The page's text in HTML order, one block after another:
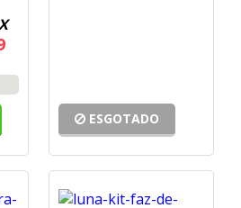
ESGOTADO